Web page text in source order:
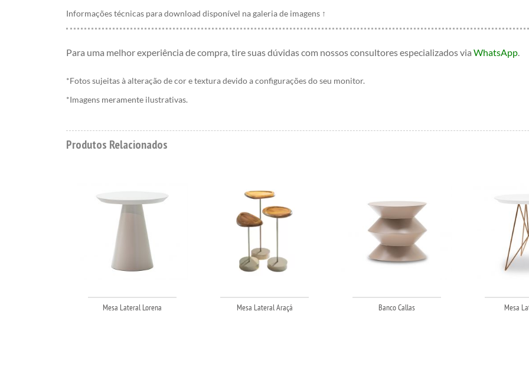
Informações técnicas para download disponível na galeria de imagens ↑
Para uma melhor experiência de compra, tire suas dúvidas com nossos consultores especializadosvia WhatsApp.
*Fotos sujeitas à alteração de cor e textura devido a configurações do seu monitor.
*Imagens meramente ilustrativas.
Produtos Relacionados
Mesa Lateral Lorena Mesa Lateral Araçá Banco Callas Mesa